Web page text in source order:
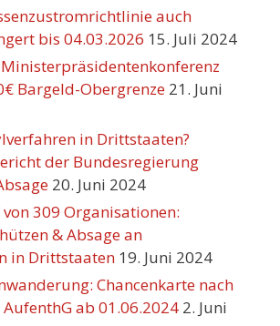
auch
bis 04.03.2026 15. Juli 2024
Bargeld-Obergrenze 21. Juni
in Drittstaaten?
der Bundesregierung
20. Juni 2024
309 Organisationen:
& Absage an
in Drittstaaten 19. Juni 2024
Chancenkarte nach
AufenthG ab 01.06.2024 2. Juni